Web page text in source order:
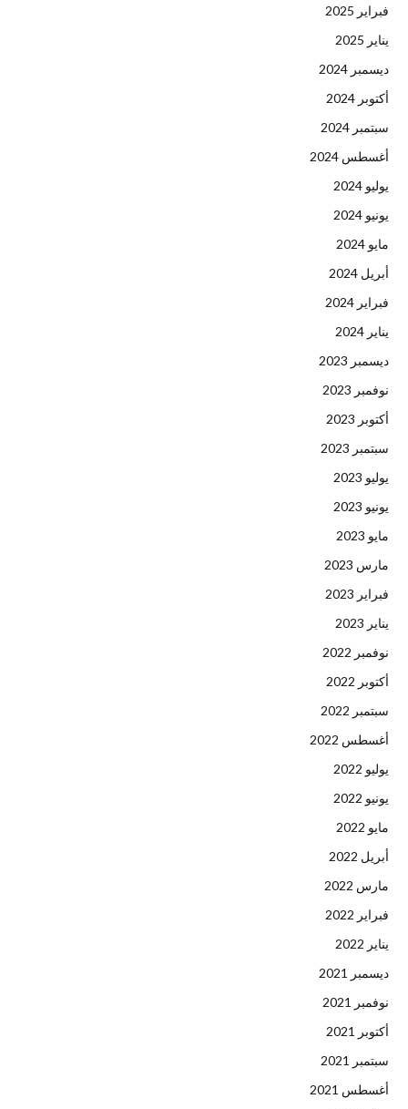
فبراير 2025
يناير 2025
ديسمبر 2024
أكتوبر 2024
سبتمبر 2024
أغسطس 2024
يوليو 2024
يونيو 2024
مايو 2024
أبريل 2024
فبراير 2024
يناير 2024
ديسمبر 2023
نوفمبر 2023
أكتوبر 2023
سبتمبر 2023
يوليو 2023
يونيو 2023
مايو 2023
مارس 2023
فبراير 2023
يناير 2023
نوفمبر 2022
أكتوبر 2022
سبتمبر 2022
أغسطس 2022
يوليو 2022
يونيو 2022
مايو 2022
أبريل 2022
مارس 2022
فبراير 2022
يناير 2022
ديسمبر 2021
نوفمبر 2021
أكتوبر 2021
سبتمبر 2021
أغسطس 2021